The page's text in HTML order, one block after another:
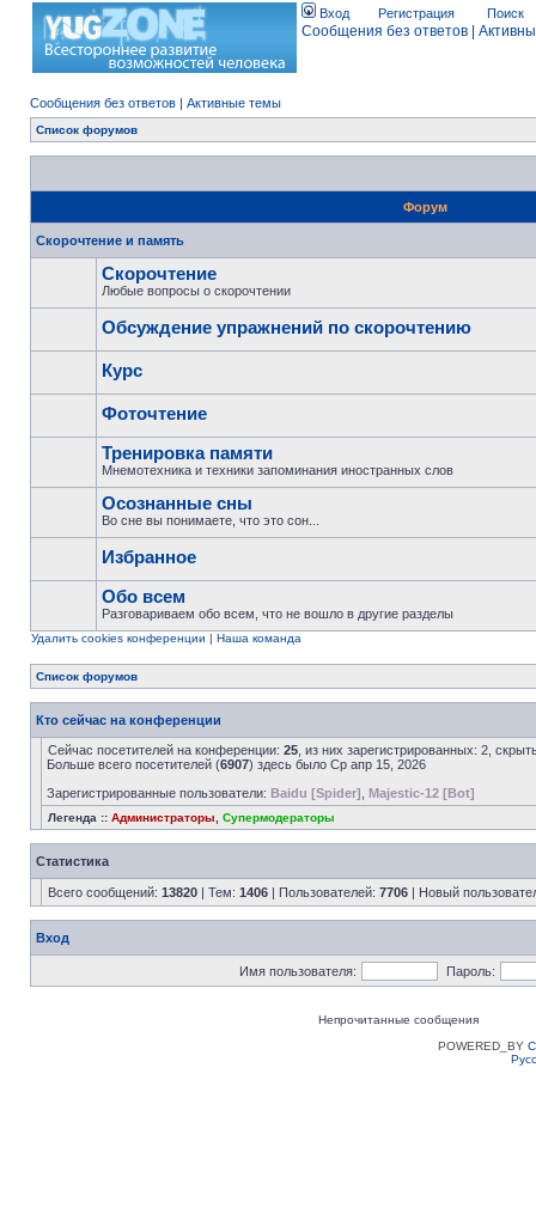
Вход Регистрация Поиск
Сообщения без ответов
Сообщения без ответов | Активные темы
Список форумов
Форум
Скорочтение и память
Скорочтение
Любые вопросы о скорочтении
Обсуждение упражнений по скорочтению
Курс
Фоточтение
Тренировка памяти
Мнемотехника и техники запоминания иностранных слов
Осознанные сны
Во сне вы понимаете, что это сон...
Избранное
Обо всем
Разговариваем обо всем, что не вошло в другие разделы
Удалить cookies конференции | Наша команда
Список форумов
Кто сейчас на конференции
Сейчас посетителей на конференции: 25 , из них зарегистрированных: 2,
Больше всего посетителей (6907) здесь было Ср апр 15, 2026
Зарегистрированные пользователи: Baidu [Spider] Majestic-12 [Bot]
Легенда :: Администраторы Супермодераторы
Статистика
Всего сообщений: 13820 | Тем: 1406 | Пользователей: 7706 | Новый
Вход
Имя пользователя: Пароль:
Непрочитанные сообщения
POWERED_BY